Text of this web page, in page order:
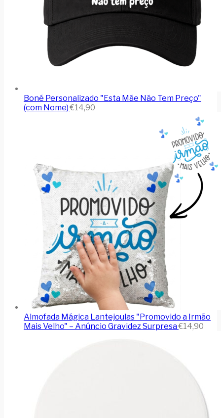
Boné Personalizado "Esta Mãe Não Tem Preço"
(com Nome) €14,90
Almofada Mágica Lantejoulas "Promovido a Irmão
Mais Velho" – Anúncio Gravidez Surpresa€14,90